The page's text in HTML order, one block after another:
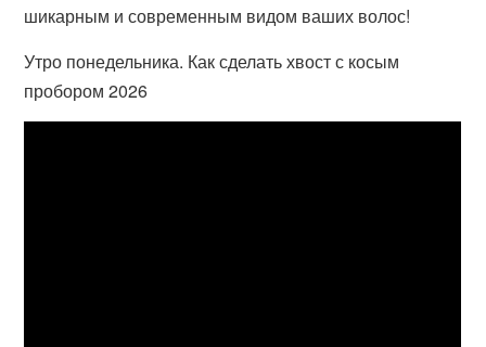
шикарным и современным видом ваших волос!
Утро понедельника. Как сделать хвост с косым
пробором 2026